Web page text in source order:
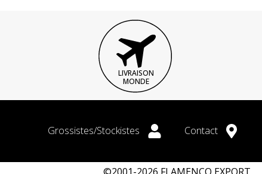
LIVRAISON
MONDE
Grossistes/Stockistes Contact